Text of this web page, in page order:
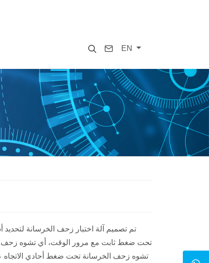
SearchContact
EN
تم تصميم آلة اختبار زحف الخرسانة لتحديد
تحت ضغط ثابت مع مرور الوقت، أي تشوه زحف
تشوه زحف الخرسانة تحت ضغط أحادي الاتجاه